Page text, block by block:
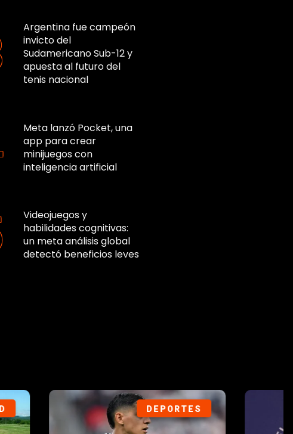
Argentina fue campeón
invicto del
Sudamericano Sub-12 y
apuesta al futuro del
tenis nacional
Meta lanzó Pocket, una
app para crear
minijuegos con
inteligencia artificial
Videojuegos y
habilidades cognitivas:
un meta análisis global
detectó beneficios leves
DEPORTES POLÍTICA